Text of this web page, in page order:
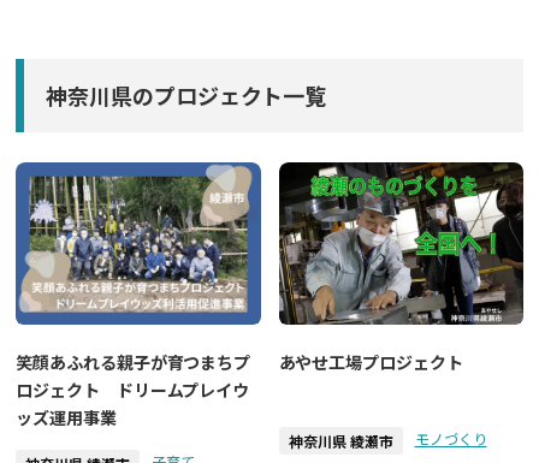
神奈川県のプロジェクト一覧
笑顔あふれる親子が育つまちプ
ロジェクト ドリームプレイウ
ッズ運用事業
あやせ工場プロジェクト
神奈川県 綾瀬市 モノづくり